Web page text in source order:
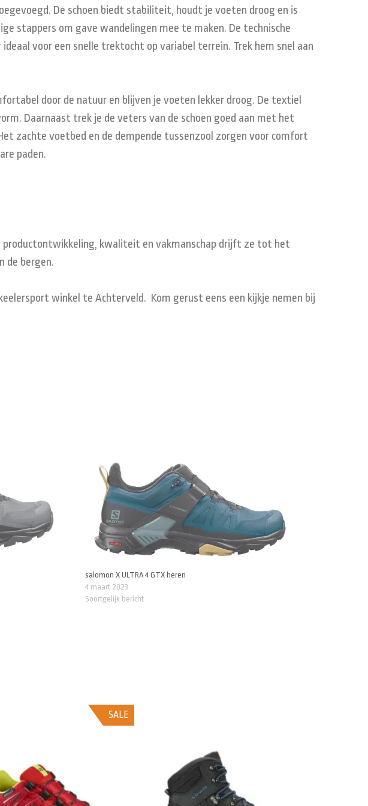
De schoen biedt stabiliteit, houdt je voeten droog en is
stappers om gave wandelingen mee te maken. De technische
voor een snelle trektocht op variabel terrein. Trek hem snel aan
door de natuur en blijven je voeten lekker droog. De textiel
Daarnaast trek je de veters van de schoen goed aan met het
zachte voetbed en de dempende tussenzool zorgen voor comfort
paden.
productontwikkeling, kwaliteit en vakmanschap drijft ze tot het
de bergen.
winkel te Achterveld. Kom gerust eens een kijkje nemen bij
salomon X ULTRA 4 GTX heren
4 maart 2023
Soortgelijk bericht
SALE